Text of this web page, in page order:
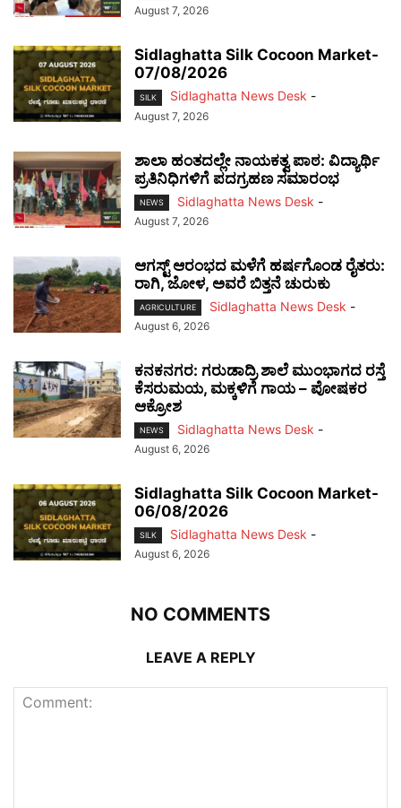
August 7, 2026
Sidlaghatta Silk Cocoon Market-
07/08/2026
SILK Sidlaghatta News Desk -
August 7, 2026
ಶಾಲಾ ಹಂತದಲ್ಲೇ ನಾಯಕತ್ವ ಪಾಠ: ವಿದ್ಯಾರ್ಥಿ
ಪ್ರತಿನಿಧಿಗಳಿಗೆ ಪದಗ್ರಹಣ ಸಮಾರಂಭ
NEWS Sidlaghatta News Desk -
August 7, 2026
ಆಗಸ್ಟ್ ಆರಂಭದ ಮಳೆಗೆ ಹರ್ಷಗೊಂಡ ರೈತರು:
ರಾಗಿ, ಜೋಳ, ಅವರೆ ಬಿತ್ತನೆ ಚುರುಕು
AGRICULTURE Sidlaghatta News Desk -
August 6, 2026
ಕನಕನಗರ: ಗರುಡಾದ್ರಿ ಶಾಲೆ ಮುಂಭಾಗದ ರಸ್ತೆ
ಕೆಸರುಮಯ, ಮಕ್ಕಳಿಗೆ ಗಾಯ – ಪೋಷಕರ
ಆಕ್ರೋಶ
NEWS Sidlaghatta News Desk -
August 6, 2026
Sidlaghatta Silk Cocoon Market-
06/08/2026
SILK Sidlaghatta News Desk -
August 6, 2026
NO COMMENTS
LEAVE A REPLY